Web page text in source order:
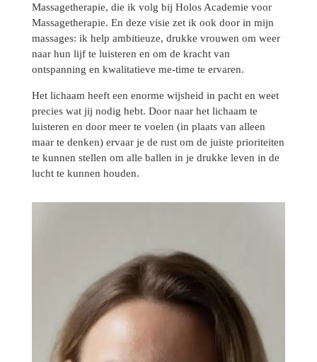
Massagetherapie, die ik volg bij Holos Academie voor
Massagetherapie. En deze visie zet ik ook door in mijn
massages: ik help ambitieuze, drukke vrouwen om weer
naar hun lijf te luisteren en om de kracht van
ontspanning en kwalitatieve me-time te ervaren.
Het lichaam heeft een enorme wijsheid in pacht en weet
precies wat jij nodig hebt. Door naar het lichaam te
luisteren en door meer te voelen (in plaats van alleen
maar te denken) ervaar je de rust om de juiste prioriteiten
te kunnen stellen om alle ballen in je drukke leven in de
lucht te kunnen houden.